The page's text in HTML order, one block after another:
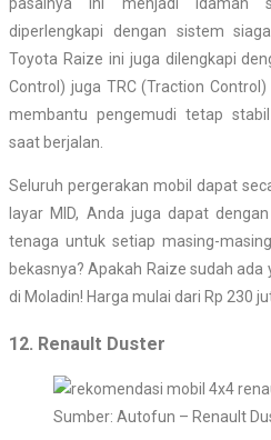
pasalnya ini menjadi idaman
diperlengkapi dengan sistem
Toyota Raize ini juga dilengkapi
Control) juga TRC (Traction
membantu pengemudi tetap
saat berjalan.
Seluruh pergerakan mobil dapat
layar MID, Anda juga dapat
tenaga untuk setiap masing-
bekasnya? Apakah Raize sudah
di Moladin! Harga mulai dari Rp 230
12. Renault Duster
Sumber: Autofun – Renault